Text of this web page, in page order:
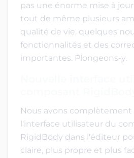
pas une énorme mise à
tout de même plusieurs
qualité de vie, quelques
fonctionnalités et des
importantes. Plongeons-y.
Nous avons complètement
l'interface utilisateur du
RigidBody dans l'éditeur
claire, plus propre et plus